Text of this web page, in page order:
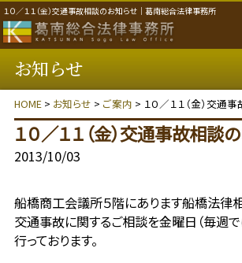
１０／１１（金）交通事故相談のお知らせ｜葛南総合法律事務所
お知らせ
HOME> お知らせ > ご案内 > １０／１１（金）交通
１０／１１（金）交通事故相談
2013/10/03
船橋商工会議所５階にあります船橋法律
交通事故に関するご相談を金曜日（毎週で
行っております。
取り扱い分野
個人のご相談者
法人・事業者のご相談者
事務所のご案内
弁護士紹介